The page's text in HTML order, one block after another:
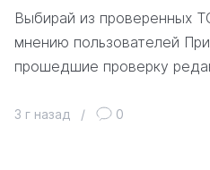
Выбирай из проверенных
мнению пользователей
прошедшие проверку
3 г назад / 0